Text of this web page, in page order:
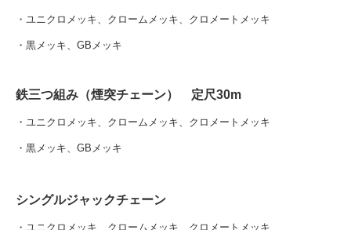
・ユニクロメッキ、クロームメッキ、クロメートメッキ
・黒メッキ、GBメッキ
鉄三つ組み（煙突チェーン） 定尺30m
・ユニクロメッキ、クロームメッキ、クロメートメッキ
・黒メッキ、GBメッキ
シングルジャックチェーン
・ユニクロメッキ、クロームメッキ、クロメートメッキ